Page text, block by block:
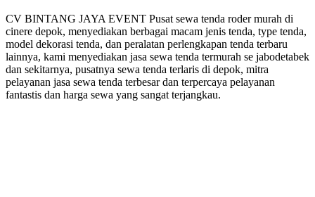
CV BINTANG JAYA EVENT Pusat sewa tenda roder murah di
cinere depok, menyediakan berbagai macam jenis tenda, type tenda,
model dekorasi tenda, dan peralatan perlengkapan tenda terbaru
lainnya, kami menyediakan jasa sewa tenda termurah se jabodetabek
dan sekitarnya, pusatnya sewa tenda terlaris di depok, mitra
pelayanan jasa sewa tenda terbesar dan terpercaya pelayanan
fantastis dan harga sewa yang sangat terjangkau.